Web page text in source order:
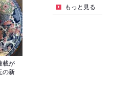
載が
の新
もっと見る